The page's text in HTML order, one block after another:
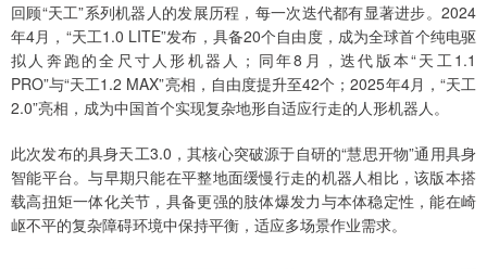
回顾“天工”系列机器人的发展历程，每一次迭代都有显著进步。2024
年4月，“天工1.0 LITE”发布，具备20个自由度，成为全球首个纯电驱
拟人奔跑的全尺寸人形机器人；同年8月，迭代版本“天工1.1
PRO”与“天工1.2 MAX”亮相，自由度提升至42个；2025年4月，“天工
2.0”亮相，成为中国首个实现复杂地形自适应行走的人形机器人。
此次发布的具身天工3.0，其核心突破源于自研的“慧思开物”通用具身
智能平台。与早期只能在平整地面缓慢行走的机器人相比，该版本搭
载高扭矩一体化关节，具备更强的肢体爆发力与本体稳定性，能在崎
岖不平的复杂障碍环境中保持平衡，适应多场景作业需求。